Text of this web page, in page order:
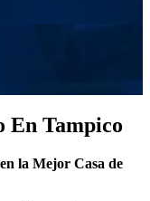
En Tampico
la Mejor Casa de